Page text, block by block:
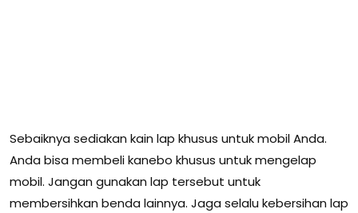
Sebaiknya sediakan kain lap khusus untuk mobil Anda.
Anda bisa membeli kanebo khusus untuk mengelap
mobil. Jangan gunakan lap tersebut untuk
membersihkan benda lainnya. Jaga selalu kebersihan lap